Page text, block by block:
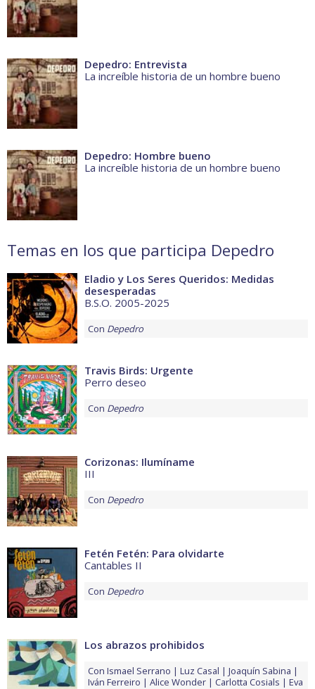
Depedro: Entrevista
La increíble historia de un hombre bueno
Depedro: Hombre bueno
La increíble historia de un hombre bueno
Temas en los que participa Depedro
Eladio y Los Seres Queridos: Medidas
desesperadas
B.S.O. 2005-2025
Con Depedro
Travis Birds: Urgente
Perro deseo
Con Depedro
Corizonas: Ilumíname
III
Con Depedro
Fetén Fetén: Para olvidarte
Cantables II
Con Depedro
Los abrazos prohibidos
Con Ismael Serrano Luz Casal
Joaquín Sabina
Iván Ferreiro
Alice Wonder Carlotta Cosials
Eva